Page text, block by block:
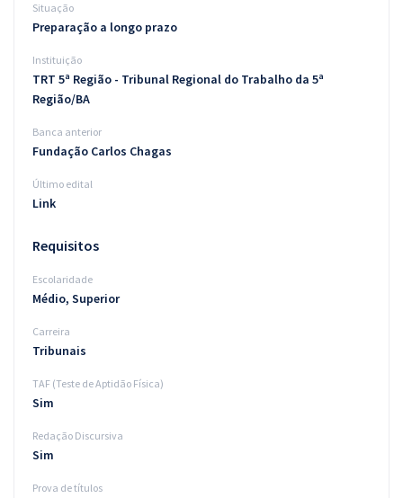
Blog
Aprovados
Situação
Preparação a longo prazo
Instituição
TRT 5ª Região - Tribunal Regional do Trabalho da 5ª
Região/BA
Banca anterior
Fundação Carlos Chagas
Último edital
Link
Requisitos
Escolaridade
Médio, Superior
Carreira
Tribunais
TAF (Teste de Aptidão Física)
Sim
Redação Discursiva
Sim
Prova de títulos